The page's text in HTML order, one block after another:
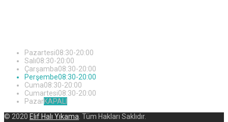
Pazartesi08:30-20:00
Salı08:30-20:00
Çarşamba08:30-20:00
Perşembe08:30-20:00
Cuma08:30-20:00
Cumartesi08:30-20:00
PazarKAPALI
© 2020 Elif Halı Yıkama . Tüm Hakları Saklıdır.